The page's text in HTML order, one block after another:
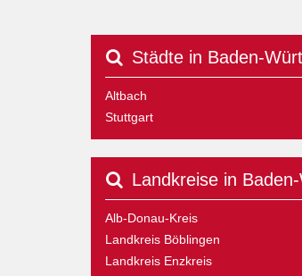
Städte in Baden-
Altbach
Stuttgart
Landkreise in
Alb-Donau-Kreis
Landkreis Böblingen
Landkreis Enzkreis